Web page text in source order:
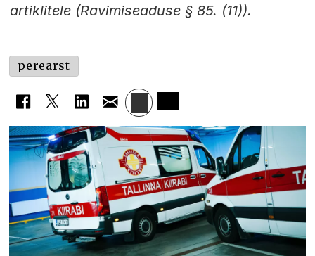
artiklitele (Ravimiseaduse § 85. (11)).
perearst